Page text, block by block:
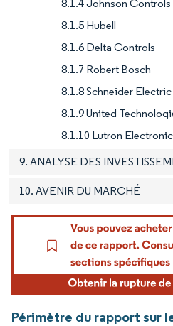
8.1.4 Johnson Controls
8.1.5 Hubell
8.1.6 Delta Controls
8.1.7 Robert Bosch
8.1.8 Schneider Electric
8.1.9 United
8.1.10 Lutron
9. ANALYSE DES
10. AVENIR DU MARCHÉ
Périmètre du rapport sur